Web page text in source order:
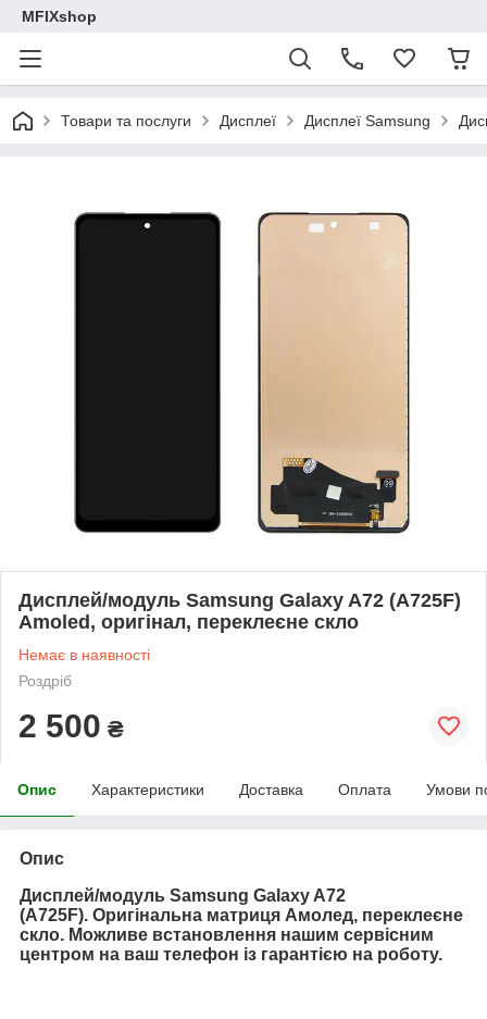
MFIXshop
Товари та послуги Дисплеї Дисплеї Samsung
Дисплей/модуль Samsung Galaxy A72 (A725F)
Amoled, оригінал, переклеєне скло
Немає в наявності
Роздріб
2 500 ₴
Опис Характеристики Доставка Оплата Умови
Опис
Дисплей/модуль Samsung Galaxy A72
(A725F). Оригінальна матриця Амолед, переклеєне
скло. Можливе встановлення нашим сервісним
центром на ваш телефон із гарантією на роботу.